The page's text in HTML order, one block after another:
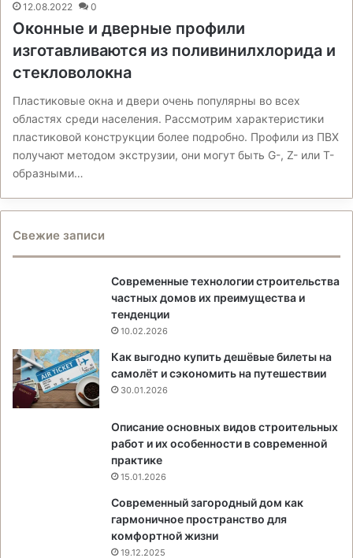
12.08.2022 0
Оконные и дверные профили
изготавливаются из поливинилхлорида и
стекловолокна
Пластиковые окна и двери очень популярны во всех
областях среди населения. Рассмотрим характеристики
пластиковой конструкции более подробно. Профили из ПВХ
получают методом экструзии, они могут быть G-, Z- или Т-
образными…
Свежие записи
Современные технологии строительства
частных домов их преимущества и
тенденции
10.02.2026
Как выгодно купить дешёвые билеты на
самолёт и сэкономить на путешествии
30.01.2026
Описание основных видов строительных
работ и их особенности в современной
практике
15.01.2026
Современный загородный дом как
гармоничное пространство для
комфортной жизни
19.12.2025